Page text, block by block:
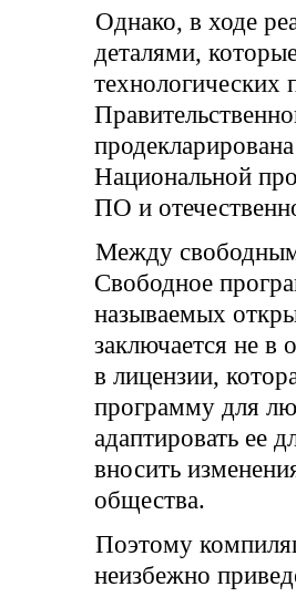
Однако, в ходе
деталями,
Национальной
ПО и
Между
Свободное
называемых
заключается не в
в лицензии,
программу для
адаптировать ее
вносить
общества.
Поэтому
неизбежно